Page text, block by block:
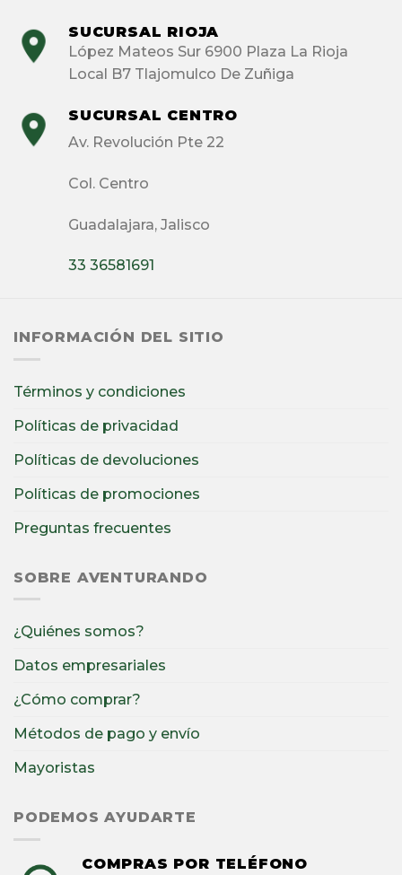
SUCURSAL RIOJA
López Mateos Sur 6900 Plaza La Rioja
Local B7 Tlajomulco De Zuñiga
SUCURSAL CENTRO
Av. Revolución Pte 22
Col. Centro
Guadalajara, Jalisco
33 36581691
INFORMACIÓN DEL SITIO
Términos y condiciones
Políticas de privacidad
Políticas de devoluciones
Políticas de promociones
Preguntas frecuentes
SOBRE AVENTURANDO
¿Quiénes somos?
Datos empresariales
¿Cómo comprar?
Métodos de pago y envío
Mayoristas
PODEMOS AYUDARTE
COMPRAS POR TELÉFONO